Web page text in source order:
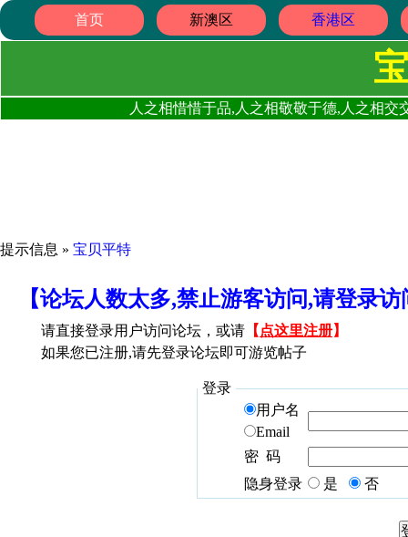
首页 新澳区 香港区
人之相惜惜于品,人之相敬敬于德,人之相
提示信息 » 宝贝平特
【论坛人数太多,禁止游客访问,请登录
请直接登录用户访问论坛，或请 【 点这里注册】
如果您已注册,请先登录论坛即可游览帖子
登录
用户名
Email
密 码
隐身登录
是 否